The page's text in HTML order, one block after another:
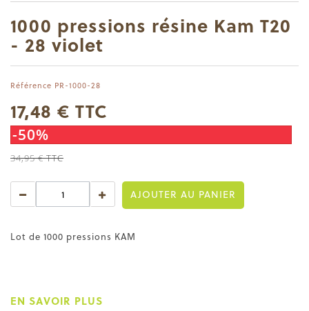
1000 pressions résine Kam T20
- 28 violet
Référence PR-1000-28
17,48 € TTC
-50%
34,95 €TTC
AJOUTER AU PANIER
Lot de 1000 pressions KAM
EN SAVOIR PLUS